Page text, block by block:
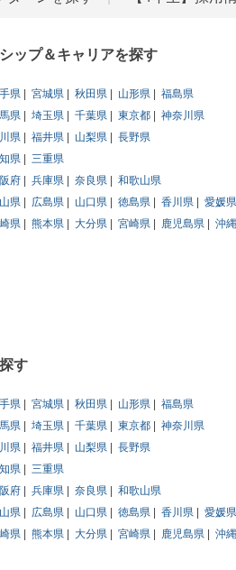
ップ＆キャリアを探す
県 宮城県 秋田県 山形県
福島県
県 埼玉県 千葉県 東京都
神奈川県
県 福井県 山梨県
長野県
県
三重県
府 兵庫県 奈良県
和歌山県
県 広島県 山口県 徳島県 香川県 愛媛県
県 熊本県 大分県 宮崎県 鹿児島県
沖
す
県 宮城県 秋田県 山形県
福島県
県 埼玉県 千葉県 東京都
神奈川県
県 福井県 山梨県
長野県
県
三重県
府 兵庫県 奈良県
和歌山県
県 広島県 山口県 徳島県 香川県 愛媛県
県 熊本県 大分県 宮崎県 鹿児島県
沖